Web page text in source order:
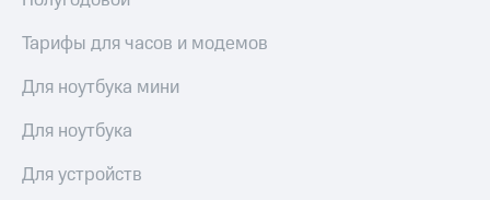
Тарифы для часов и модемов
Для ноутбука мини
Для ноутбука
Для устройств